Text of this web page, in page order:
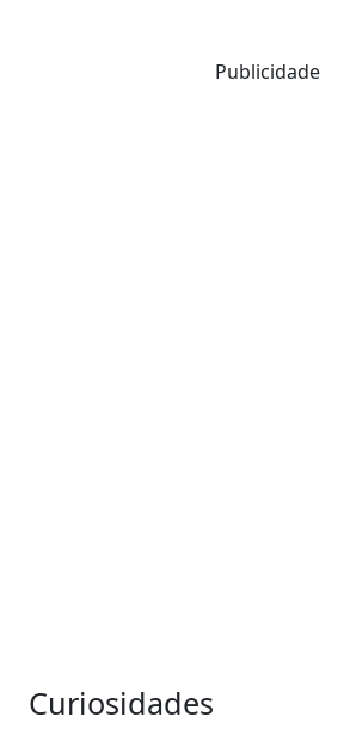
Publicidade
Curiosidades